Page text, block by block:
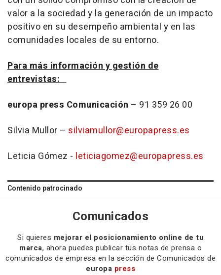
valor a la sociedad y la generación de un impacto
positivo en su desempeño ambiental y en las
comunidades locales de su entorno.
Para más información y gestión de
entrevistas:
europa press Comunicación – 91 359 26 00
Silvia Mullor – silviamullor@europapress.es
Leticia Gómez - leticiagomez@europapress.es
Contenido patrocinado
Comunicados
Si quieres mejorar el posicionamiento online de tu
marca, ahora puedes publicar tus notas de prensa o
comunicados de empresa en la sección de Comunicados de
europa press